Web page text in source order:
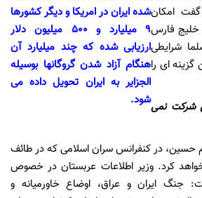
شده ایران در امریکا و دیگر کشورها
9 میلیارد و 500 میلیون دلار
ارزیابی شده که چند میلیارد آن
هنگام آزاد شدن گروگانها بوسیله
الجزایر به ایران تحویل داده می
شود.
امکان
خلیج فارس
شرایطی
ای را
شرکت نمی
حسین، در کنفرانس سران اسلامی که در طائف
کرد. وزیر اطلاعات عربستان در خصوص
جنگ ایران و عراق، اوضاع خاورمیانه و